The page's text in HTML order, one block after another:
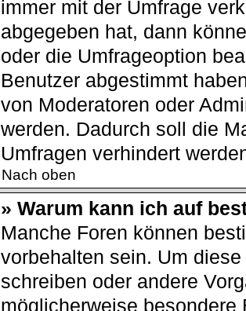
immer mit der Umfrage
abgegeben hat, dann
oder die Umfrageoption
Benutzer abgestimmt
von Moderatoren oder
werden. Dadurch soll die
Umfragen verhindert
Nach oben
» Warum kann ich auf
Manche Foren können
vorbehalten sein. Um
schreiben oder andere
möglicherweise besondere